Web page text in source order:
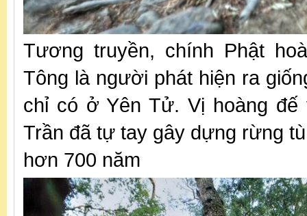
Tương truyền, chính Phật
Tông là người phát hiện ra
chỉ có ở Yên Tử. Vị hoàng đế
Trần đã tự tay gây dựng rừng
hơn 700 năm